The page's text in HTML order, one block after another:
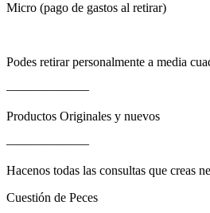
Micro (pago de gastos al retirar)
Podes retirar personalmente a media
——————–
Productos Originales y nuevos
——————–
Hacenos todas las consultas que creas
Cuestión de Peces